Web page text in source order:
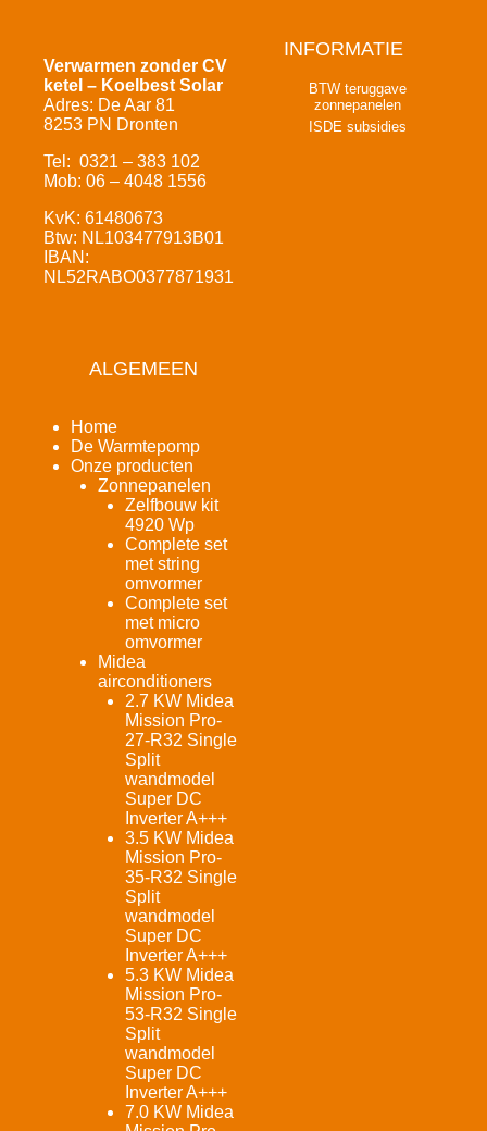
Verwarmen zonder CV
ketel – Koelbest Solar
Adres: De Aar 81
8253 PN Dronten
Tel: 0321 – 383 102
Mob: 06 – 4048 1556
KvK: 61480673
Btw: NL103477913B01
IBAN:
NL52RABO0377871931
INFORMATIE
BTW teruggave
zonnepanelen
ISDE subsidies
ALGEMEEN
Home
De Warmtepomp
Onze producten
Zonnepanelen
Zelfbouw kit
4920 Wp
Complete set
met string
omvormer
Complete set
met micro
omvormer
Midea
airconditioners
2.7 KW Midea
Mission Pro-
27-R32 Single
Split
wandmodel
Super DC
Inverter A+++
3.5 KW Midea
Mission Pro-
35-R32 Single
Split
wandmodel
Super DC
Inverter A+++
5.3 KW Midea
Mission Pro-
53-R32 Single
Split
wandmodel
Super DC
Inverter A+++
7.0 KW Midea